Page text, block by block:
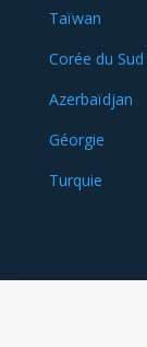
Taïwan
Corée du Sud
Azerbaïdjan
Géorgie
Turquie